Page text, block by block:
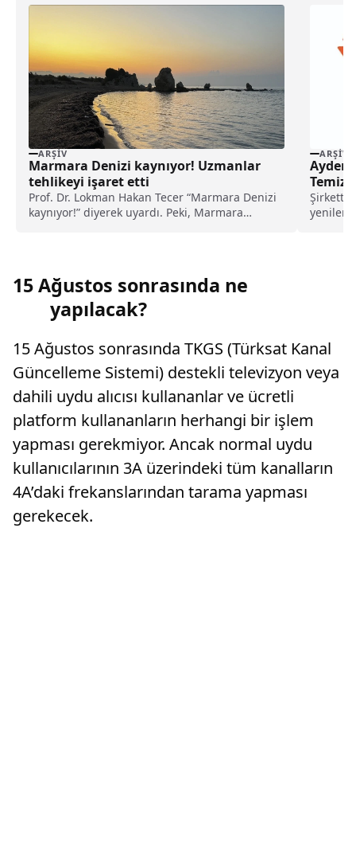
ARŞIV
Marmara Denizi kaynıyor! Uzmanlar
tehlikeyi işaret etti
Prof. Dr. Lokman Hakan Tecer “Marmara Denizi
kaynıyor!” diyerek uyardı. Peki, Marmara
ARŞIV
Temiz
15 Ağustos sonrasında ne
yapılacak?
15 Ağustos sonrasında TKGS (Türksat Kanal
Güncelleme Sistemi) destekli televizyon veya
dahili uydu alıcısı kullananlar ve ücretli
platform kullananların herhangi bir işlem
yapması gerekmiyor. Ancak normal uydu
kullanıcılarının 3A üzerindeki tüm kanalların
4A’daki frekanslarından tarama yapması
gerekecek.